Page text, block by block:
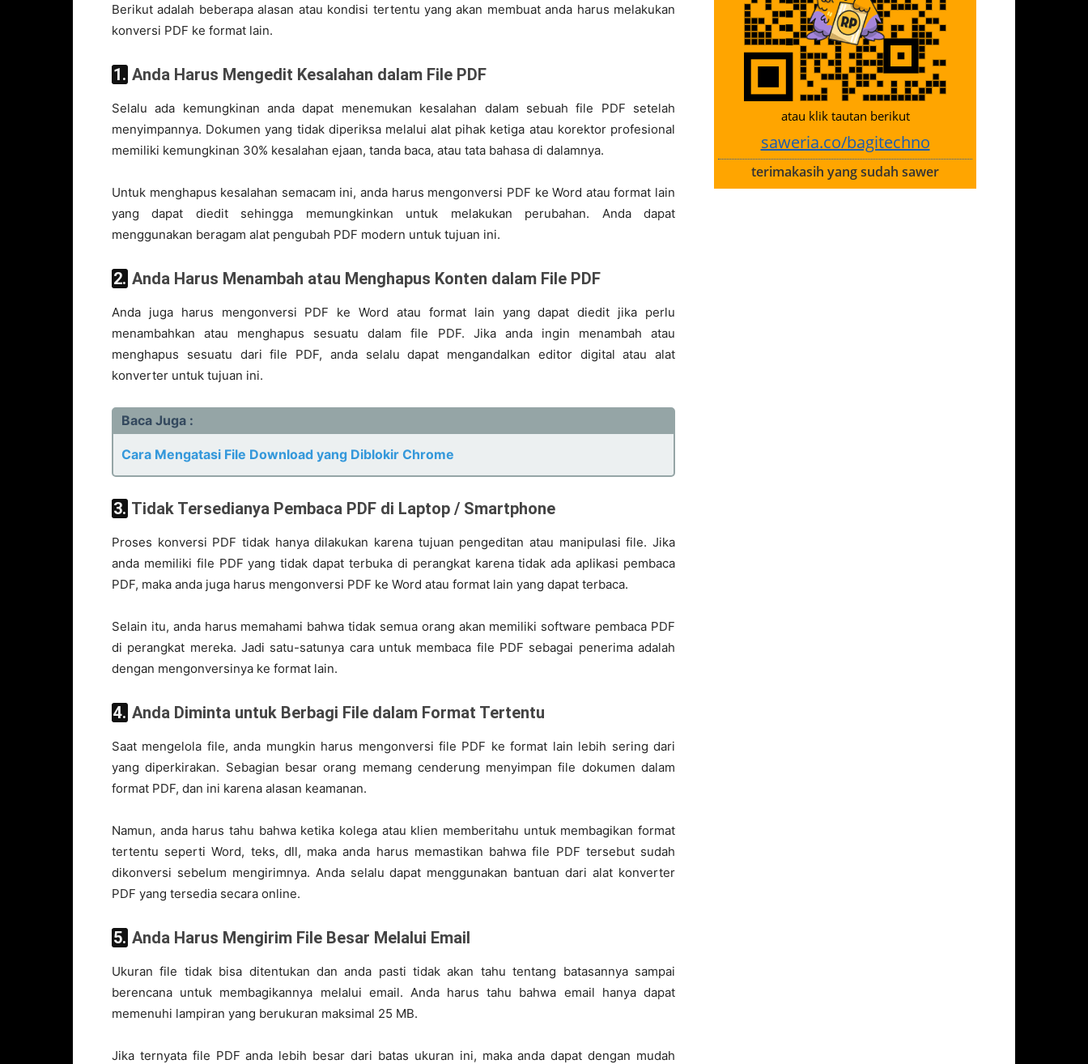
Berikut adalah beberapa alasan atau kondisi tertentu yang akan membuat anda harus melakukan
konversi PDF ke format lain.
1. Anda Harus Mengedit Kesalahan dalam File PDF
Selalu ada kemungkinan anda dapat menemukan kesalahan dalam sebuah file PDF setelah
menyimpannya. Dokumen yang tidak diperiksa melalui alat pihak ketiga atau korektor profesional
memiliki kemungkinan 30% kesalahan ejaan, tanda baca, atau tata bahasa di dalamnya.
Untuk menghapus kesalahan semacam ini, anda harus mengonversi PDF ke Word atau format lain
yang dapat diedit sehingga memungkinkan untuk melakukan perubahan. Anda dapat
menggunakan beragam alat pengubah PDF modern untuk tujuan ini.
2. Anda Harus Menambah atau Menghapus Konten dalam File PDF
Anda juga harus mengonversi PDF ke Word atau format lain yang dapat diedit jika perlu
menambahkan atau menghapus sesuatu dalam file PDF. Jika anda ingin menambah atau
menghapus sesuatu dari file PDF, anda selalu dapat mengandalkan editor digital atau alat
konverter untuk tujuan ini.
Baca Juga :
Cara Mengatasi File Download yang Diblokir Chrome
3. Tidak Tersedianya Pembaca PDF di Laptop / Smartphone
Proses konversi PDF tidak hanya dilakukan karena tujuan pengeditan atau manipulasi file. Jika
anda memiliki file PDF yang tidak dapat terbuka di perangkat karena tidak ada aplikasi pembaca
PDF, maka anda juga harus mengonversi PDF ke Word atau format lain yang dapat terbaca.
Selain itu, anda harus memahami bahwa tidak semua orang akan memiliki software pembaca PDF
di perangkat mereka. Jadi satu-satunya cara untuk membaca file PDF sebagai penerima adalah
dengan mengonversinya ke format lain.
4. Anda Diminta untuk Berbagi File dalam Format Tertentu
Saat mengelola file, anda mungkin harus mengonversi file PDF ke format lain lebih sering dari
yang diperkirakan. Sebagian besar orang memang cenderung menyimpan file dokumen dalam
format PDF, dan ini karena alasan keamanan.
Namun, anda harus tahu bahwa ketika kolega atau klien memberitahu untuk membagikan format
tertentu seperti Word, teks, dll, maka anda harus memastikan bahwa file PDF tersebut sudah
dikonversi sebelum mengirimnya. Anda selalu dapat menggunakan bantuan dari alat konverter
PDF yang tersedia secara online.
5. Anda Harus Mengirim File Besar Melalui Email
Ukuran file tidak bisa ditentukan dan anda pasti tidak akan tahu tentang batasannya sampai
berencana untuk membagikannya melalui email. Anda harus tahu bahwa email hanya dapat
memenuhi lampiran yang berukuran maksimal 25 MB.
Jika ternyata file PDF anda lebih besar dari batas ukuran ini, maka anda dapat dengan mudah
atau klik tautan berikut
saweria.co/bagitechno
terimakasih yang sudah sawer